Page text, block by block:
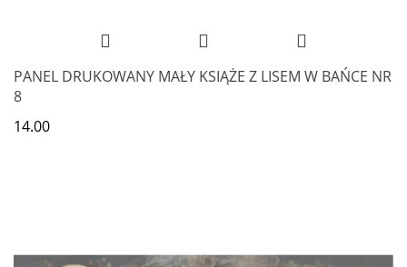
PANEL DRUKOWANY MAŁY KSIĄŻE Z LISEM W BAŃCE NR
8
14.00